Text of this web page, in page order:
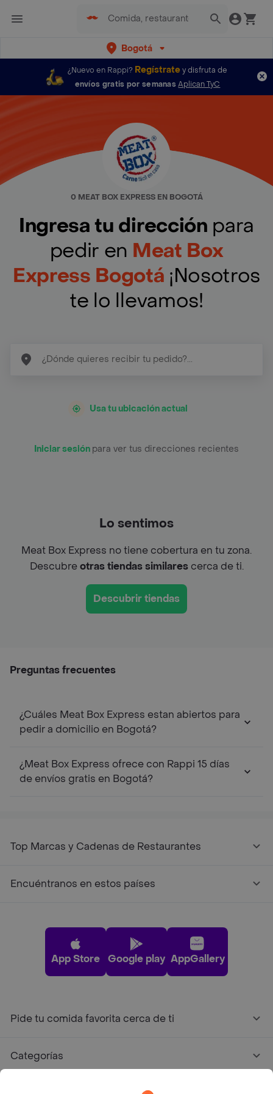
Bogotá
¿Nuevo en Rappi? Regístratey disfruta de
envíos gratis por semanas Aplican TyC
0 MEAT BOX EXPRESS EN BOGOTÁ
Ingresa tu dirección para
pedir en Meat Box
Express Bogotá ¡Nosotros
te lo llevamos!
Usa tu ubicación actual
Iniciar sesión para ver tus direcciones recientes
Lo sentimos
Meat Box Express no tiene cobertura en tu zona.
Descubreotras tiendas similarescerca de ti.
Descubrir tiendas
Preguntas frecuentes
¿Cuáles Meat Box Express estan abiertos para
pedir a domicilio en Bogotá?
¿Meat Box Express ofrece con Rappi 15 días
de envíos gratis en Bogotá?
Top Marcas y Cadenas de Restaurantes
Encuéntranos en estos países
App Store Google play AppGallery
Pide tu comida favorita cerca de ti
Categorías